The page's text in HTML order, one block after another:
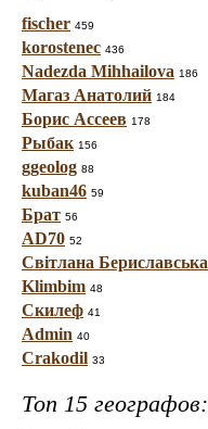
fischer 459
korostenec 436
Nadezda Mihhailova 186
Магаз Анатолий 184
Борис Ассеев 178
Рыбак 156
ggeolog 88
kuban46 59
Брат 56
AD70 52
Світлана Бериславська
Klimbim 48
Скилеф 41
Admin 40
Crakodil 33
Топ 15 географов: